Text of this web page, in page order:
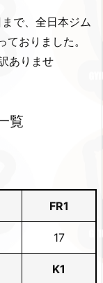
で、全日本ジム
おりました。
ありませ
覧
FR1
17
K1